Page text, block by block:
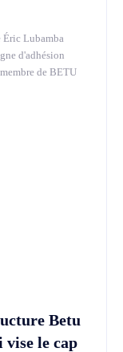
Lubamba
d'adhésion
de BETU
Betu
le cap